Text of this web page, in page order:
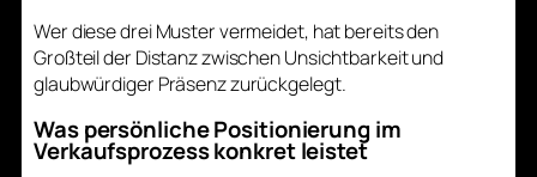
Wer diese drei Muster vermeidet, hat bereits den
Großteil der Distanz zwischen Unsichtbarkeit und
glaubwürdiger Präsenz zurückgelegt.
Was persönliche Positionierung im
Verkaufsprozess konkret leistet